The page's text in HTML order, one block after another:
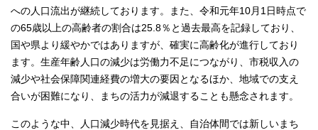
への人口流出が継続しております。また、令和元年10月1日時点で
の65歳以上の高齢者の割合は25.8％と過去最高を記録しており、
国や県より緩やかではありますが、確実に高齢化が進行しており
ます。生産年齢人口の減少は労働力不足につながり、市税収入の
減少や社会保障関連経費の増大の要因となるほか、地域での支え
合いが困難になり、まちの活力が減退することも懸念されます。
このような中、人口減少時代を見据え、自治体間では新しいまち